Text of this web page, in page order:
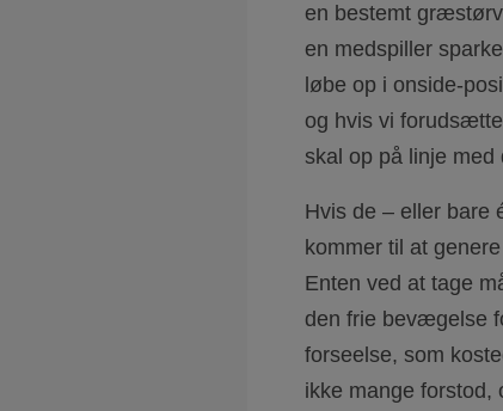
en bestemt
en medspiller
løbe op i onside-
og hvis vi
skal op på linje
Hvis de – eller bare
kommer til at
Enten ved at tage
den frie bevægelse
forseelse, som
ikke mange forstod,